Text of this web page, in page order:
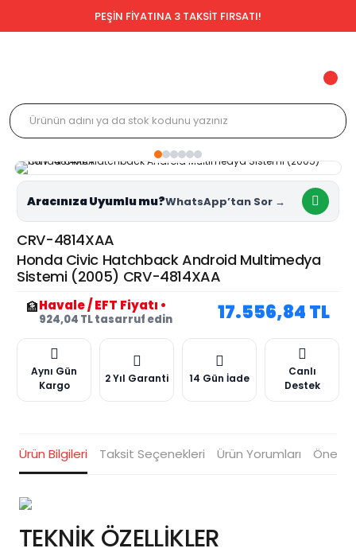
PEŞİN FİYATINA 3 TAKSİT FIRSATI!
Aracınıza Uyumlu mu?
CRV-4814XAA
Honda Civic Hatchback Android Multimedya
Sistemi (2005) CRV-4814XAA
🏦Havale / EFT Fiyatı •
924,04 TL tasarruf edin 17.556,84 TL
Aynı Gün
Kargo
2 Yıl Garanti 14 Gün İade
Canlı
Destek
Ürün Bilgileri Taksit Seçenekleri Ürün Yorumları
TEKNİK ÖZELLİKLER